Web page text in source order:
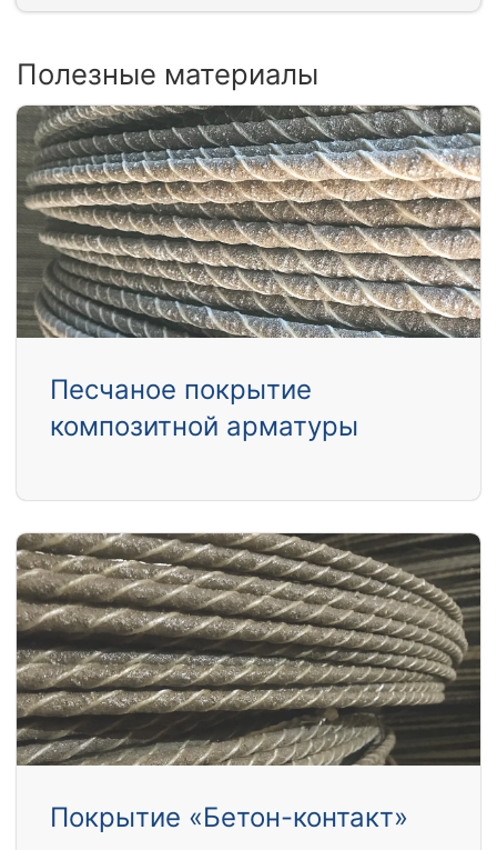
Полезные материалы
Песчаное покрытие
композитной арматуры
Покрытие «Бетон-контакт»